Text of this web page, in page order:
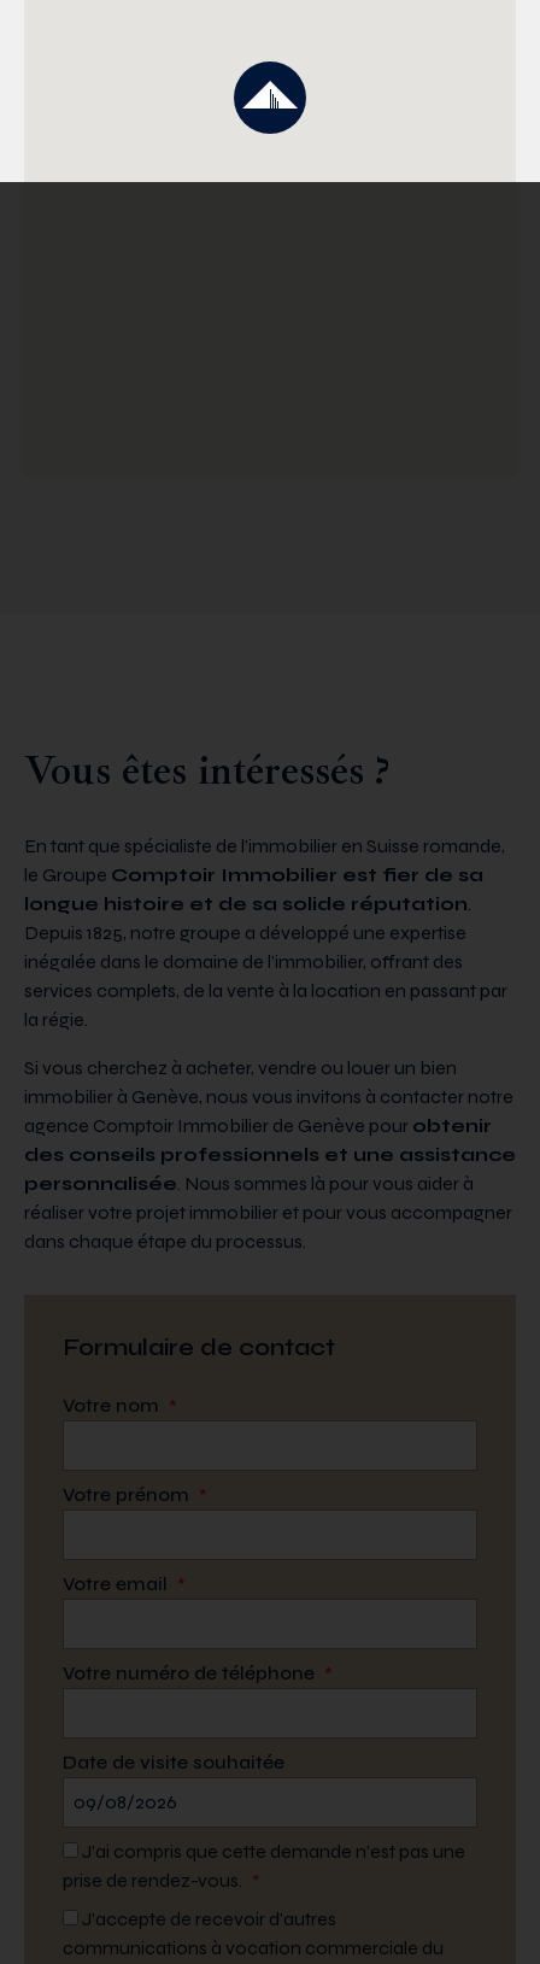
Vous êtes intéressés ?
En tant que spécialiste de l’immobilier en Suisse romande,
le Groupe Comptoir Immobilier est fier de sa
longue histoire et de sa solide réputation.
Depuis 1825, notre groupe a développé une expertise
inégalée dans le domaine de l’immobilier, offrant des
services complets, de la vente à la location en passant par
la régie.
Si vous cherchez à acheter, vendre ou louer un bien
immobilier à Genève, nous vous invitons à contacter notre
agence Comptoir Immobilier de Genève pour obtenir
des conseils professionnels et une assistance
personnalisée. Nous sommes là pour vous aider à
réaliser votre projet immobilier et pour vous accompagner
dans chaque étape du processus.
Formulaire de contact
Votre nom *
Votre prénom *
Votre email *
Votre numéro de téléphone *
Date de visite souhaitée
J’ai compris que cette demande n’est pas une
prise de rendez-vous. *
J'accepte de recevoir d'autres
communications à vocation commerciale du